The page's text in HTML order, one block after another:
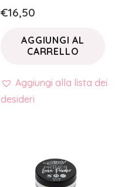
€16,50
AGGIUNGI AL
CARRELLO
Aggiungi alla lista dei
desideri